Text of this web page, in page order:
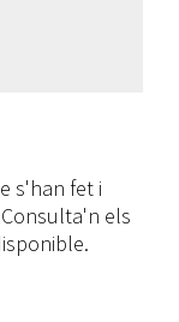
s'han fet i
els